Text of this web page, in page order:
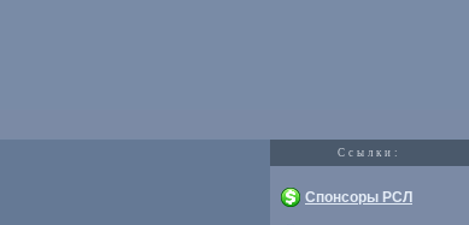
Cсылки:
Спонсоры РСЛ